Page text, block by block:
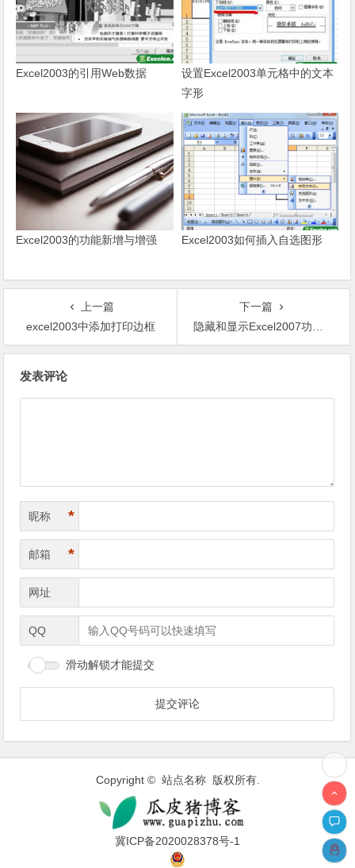
Excel2003的引用Web数据
设置Excel2003单元格中的文本
字形
Excel2003的功能新增与增强 Excel2003如何插入自选图形
上一篇
excel2003中添加打印边框
下一篇
隐藏和显示Excel2007功能区
发表评论
昵称 *
邮箱 *
网址
QQ
滑动解锁才能提交
Copyright © 站点名称 版权所有.
冀ICP备2020028378号-1